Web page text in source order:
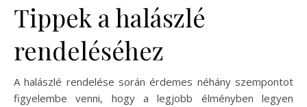
Tippek a halászlé
rendeléséhez
A halászlé rendelése során érdemes néhány szempontot
figyelembe venni, hogy a legjobb élményben legyen